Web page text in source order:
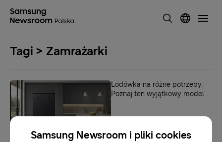
Tagi > Zamrażarki
Lodówka na różne potrzeby.
Poznaj ten wyjątkowy model
03-06-2026
Samsung Newsroom i pliki cookies